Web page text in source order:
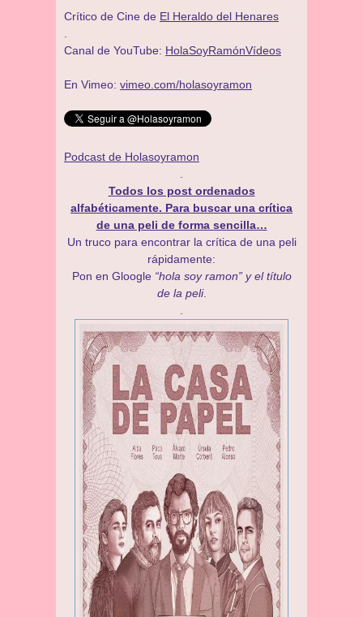
Crítico de Cine de El Heraldo del Henares
Canal de YouTube: HolaSoyRamónVídeos
En Vimeo: vimeo.com/holasoyramon
Podcast de Holasoyramon
Todos los post ordenados
alfabéticamente. Para buscar una crítica
de una peli de forma sencilla…
Un truco para encontrar la crítica de una peli
rápidamente:
Pon en Gloogle “hola soy ramon” y el título
de la peli.